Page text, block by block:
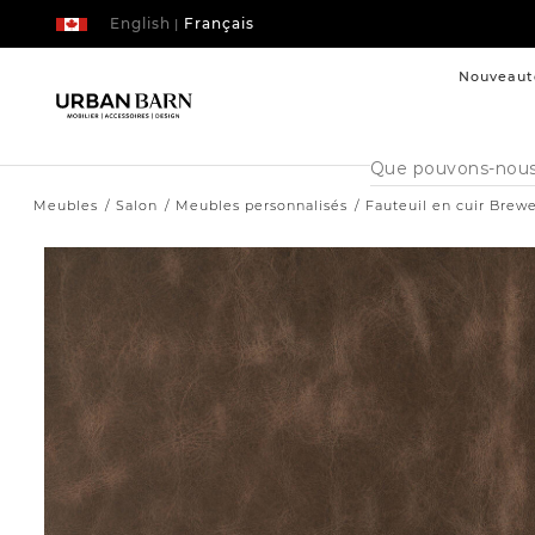
| Français
English
Cataloque
de
Meubles Salon Meubles personnalisés Fauteuil en cuir